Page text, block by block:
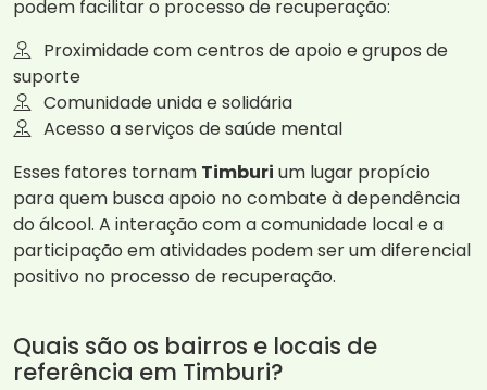
podem facilitar o processo de recuperação:
Proximidade com centros de apoio e grupos de
suporte
Comunidade unida e solidária
Acesso a serviços de saúde mental
Esses fatores tornam Timburi um lugar propício
para quem busca apoio no combate à dependência
do álcool. A interação com a comunidade local e a
participação em atividades podem ser um diferencial
positivo no processo de recuperação.
Quais são os bairros e locais de
referência em Timburi?